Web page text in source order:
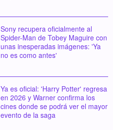
Sony recupera oficialmente al
Spider-Man de Tobey Maguire con
unas inesperadas imágenes: 'Ya
no es como antes'
Ya es oficial: 'Harry Potter' regresa
en 2026 y Warner confirma los
cines donde se podrá ver el mayor
evento de la saga